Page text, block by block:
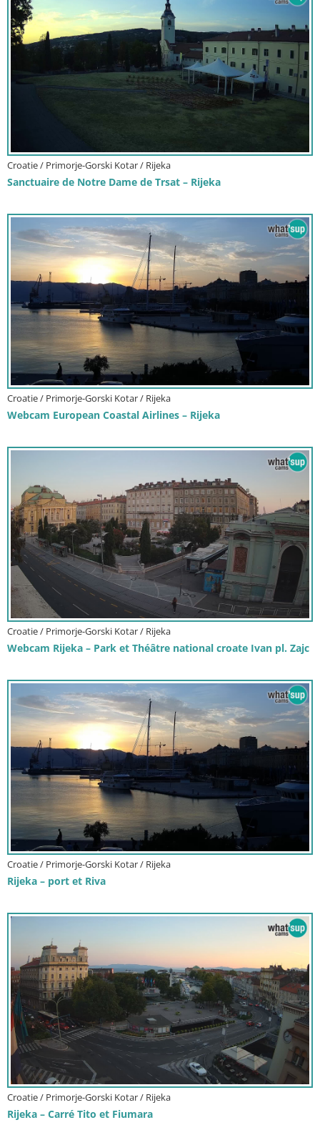
Croatie / Primorje-Gorski Kotar / Rijeka
Sanctuaire de Notre Dame de Trsat – Rijeka
Croatie / Primorje-Gorski Kotar / Rijeka
Webcam European Coastal Airlines – Rijeka
Croatie / Primorje-Gorski Kotar / Rijeka
Webcam Rijeka – Park et Théâtre national croate Ivan pl. Zajc
Croatie / Primorje-Gorski Kotar / Rijeka
Rijeka – port et Riva
Croatie / Primorje-Gorski Kotar / Rijeka
Rijeka – Carré Tito et Fiumara